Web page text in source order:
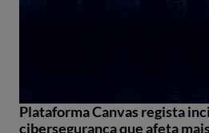
Plataforma Canvas regista
cibersegurança que afeta